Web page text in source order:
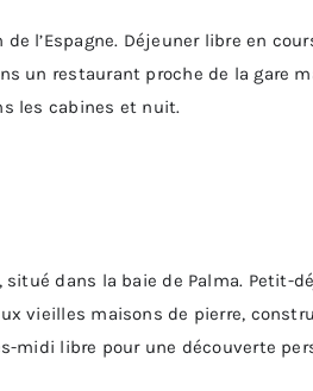
l’Espagne. Déjeuner libre en
un restaurant proche de la gare
les cabines et nuit.
dans la baie de Palma. Petit-
vieilles maisons de pierre,
midi libre pour une découverte